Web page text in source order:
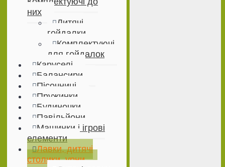
них
Дитячі
гойдалки
Комплектуючі
для гойдалок
Каруселі
Балансири
Пісочниці
Пружинки
Будиночки
Павільйони
Машинки і ігрові
елементи
Лавки, дитячі
столики, урни